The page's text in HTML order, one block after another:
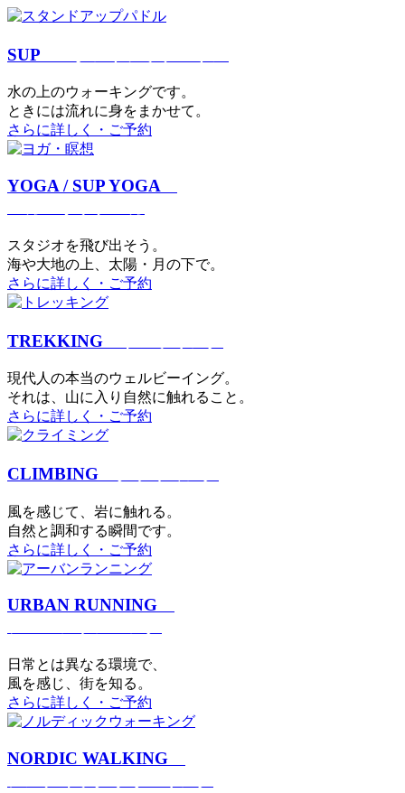
SUP
⽔の上のウォーキングです。
ときには流れに身をまかせて。
さらに詳しく・ご予約
YOGA / SUP YOGA
スタジオを⾶び出そう。
海や大地の上、太陽・⽉の下で。
さらに詳しく・ご予約
TREKKING
現代⼈の本当のウェルビーイング。
それは、⼭に⼊り⾃然に触れること。
さらに詳しく・ご予約
CLIMBING
⾵を感じて、岩に触れる。
⾃然と調和する瞬間です。
さらに詳しく・ご予約
URBAN RUNNING
日常とは異なる環境で、
風を感じ、街を知る。
さらに詳しく・ご予約
NORDIC WALKING